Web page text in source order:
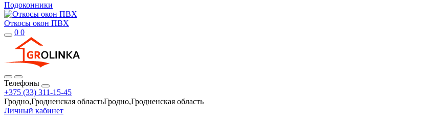
Подоконники
Откосы окон ПВХ
0 0
Телефоны
+375 (33) 311-15-45
Гродно,Гродненская областьГродно,Гродненская область
Личный кабинет